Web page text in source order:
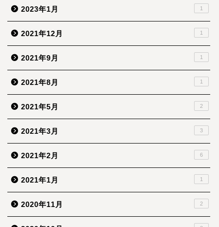
2023年1月 1
2021年12月 1
2021年9月 1
2021年8月 1
2021年5月 2
2021年3月 3
2021年2月 6
2021年1月 1
2020年11月 2